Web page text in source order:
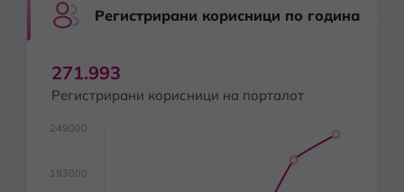
Регистрирани корисници по година
271.993
Регистрирани корисници на порталот